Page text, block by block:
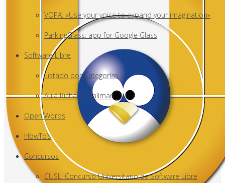
VOPA: «Use your voice to expand your imagination»
ParkingGlass: app for Google Glass
Software Libre
Listado por Categorías
Aula Richard Stallman
Open Words
HowTo’s
Concursos
CUSL: Concurso Universitario de Software Libre